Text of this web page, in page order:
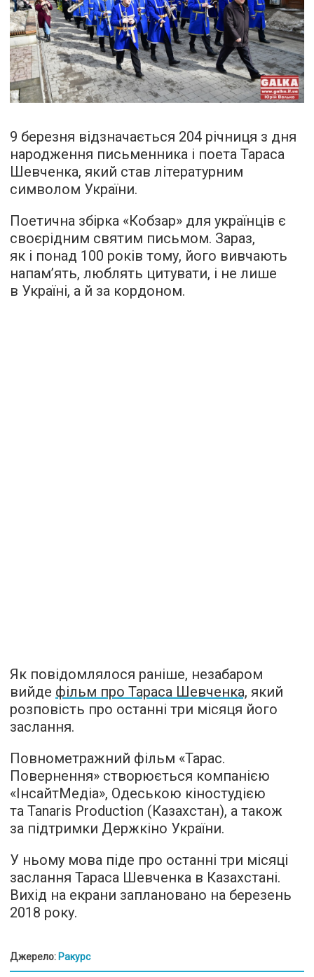
9 березня відзначається 204 річниця з дня
народження письменника і поета Тараса
Шевченка, який став літературним
символом України.
Поетична збірка «Кобзар» для українців є
своєрідним святим письмом. Зараз,
як і понад 100 років тому, його вивчають
напам’ять, люблять цитувати, і не лише
в Україні, а й за кордоном.
Як повідомлялося раніше, незабаром
вийде фільм про Тараса Шевченка, який
розповість про останні три місяця його
заслання.
Повнометражний фільм «Тарас.
Повернення» створюється компанією
«ІнсайтМедіа», Одеською кіностудією
та Tanaris Production (Казахстан), а також
за підтримки Держкіно України.
У ньому мова піде про останні три місяці
заслання Тараса Шевченка в Казахстані.
Вихід на екрани заплановано на березень
2018 року.
Джерело: Ракурс